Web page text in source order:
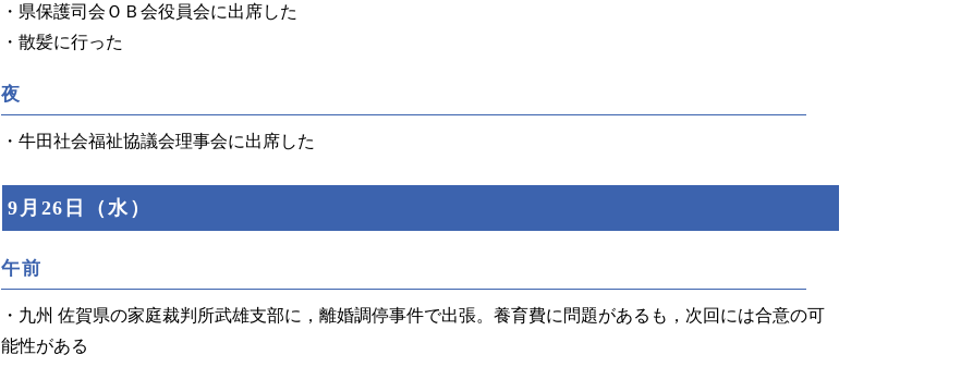
・県保護司会ＯＢ会役員会に出席した
・散髪に行った
夜
・牛田社会福祉協議会理事会に出席した
9月26日（水）
午前
・九州 佐賀県の家庭裁判所武雄支部に，離婚調停事件で出張。養育費に問題があるも，次回には合意の可
能性がある